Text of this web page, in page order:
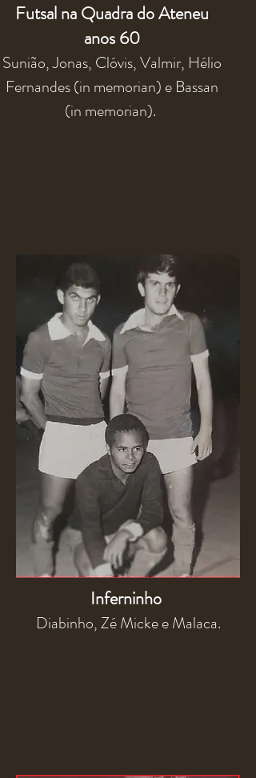
Futsal na Quadra do Ateneu
anos 60
Sunião, Jonas, Clóvis, Valmir, Hélio
Fernandes (in memorian) e Bassan
(in memorian).
Inferninho
Diabinho, Zé Micke e Malaca.